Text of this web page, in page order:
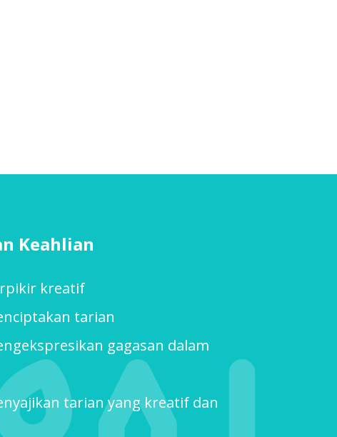
Keahlian
kreatif
tarian
gagasan dalam
tarian yang kreatif dan